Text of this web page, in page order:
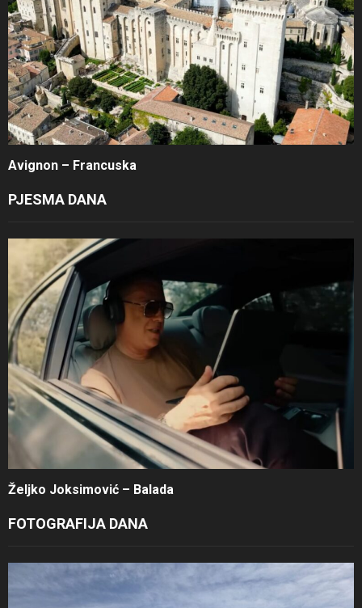
Avignon – Francuska
PJESMA DANA
Željko Joksimović – Balada
FOTOGRAFIJA DANA